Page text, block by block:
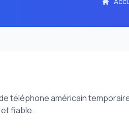
téléphone américain
fiable.